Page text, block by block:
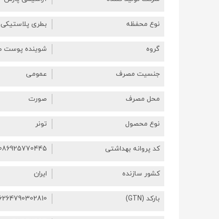
نوع محفظه بطری پلاستیکی
گروه شوینده پوست
جنسیت مصرف عمومی
محل مصرف صورت
نوع محصول تونر
کد پروانه بهداشتی
کشور سازنده ایران
بارکد (GTN)